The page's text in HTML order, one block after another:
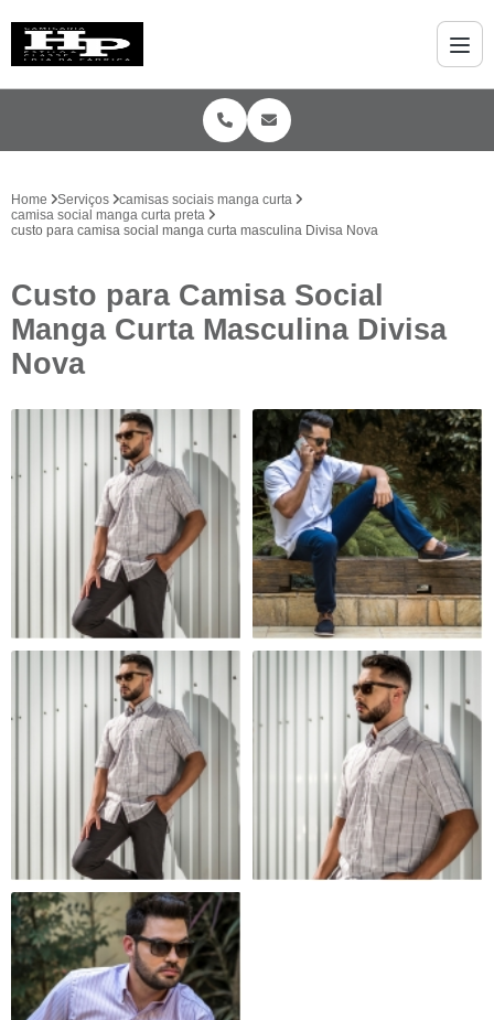
Home Serviços
camisas sociais manga curta
camisa social manga curta preta
custo para camisa social manga curta masculina Divisa Nova
Custo para Camisa Social
Manga Curta Masculina Divisa
Nova